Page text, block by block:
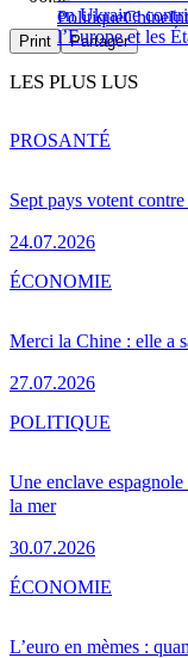
en Ukraine
l’Europe et les
PolitiqueChine
Print Partager
LES PLUS LUS
Sept pays votent
24.07.2026
PROSANTÉ
Merci la Chine : elle a
27.07.2026
ÉCONOMIE
Une enclave
la mer
30.07.2026
POLITIQUE
L’euro en mèmes :
ÉCONOMIE